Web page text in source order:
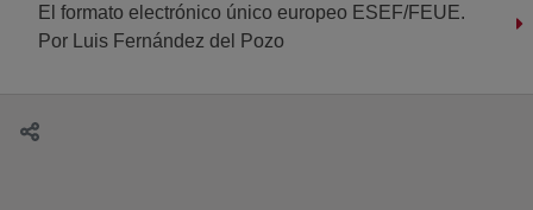
El formato electrónico único europeo ESEF/FEUE.
Por Luis Fernández del Pozo